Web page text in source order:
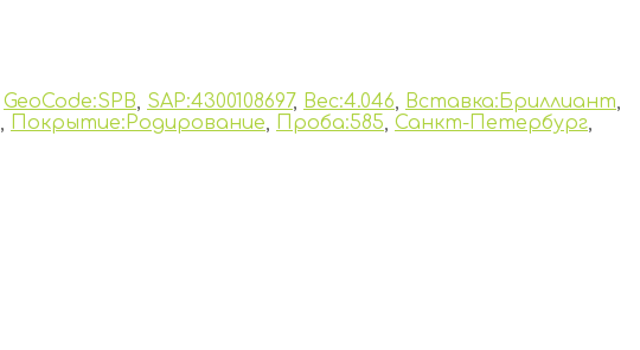
GeoCode:SPB, SAP:4300108697, Вес:4.046, Вставка:Бриллиант,
, Покрытие:Родирование, Проба:585, Санкт-Петербург,